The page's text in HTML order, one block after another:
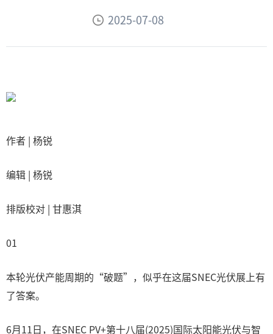
2025-07-08
作者 | 杨锐
编辑 | 杨锐
排版校对 | 甘惠淇
01
本轮光伏产能周期的“破题”，似乎在这届SNEC光伏展上有
了答案。
6月11日，在SNEC PV+第十八届(2025)国际太阳能光伏与智